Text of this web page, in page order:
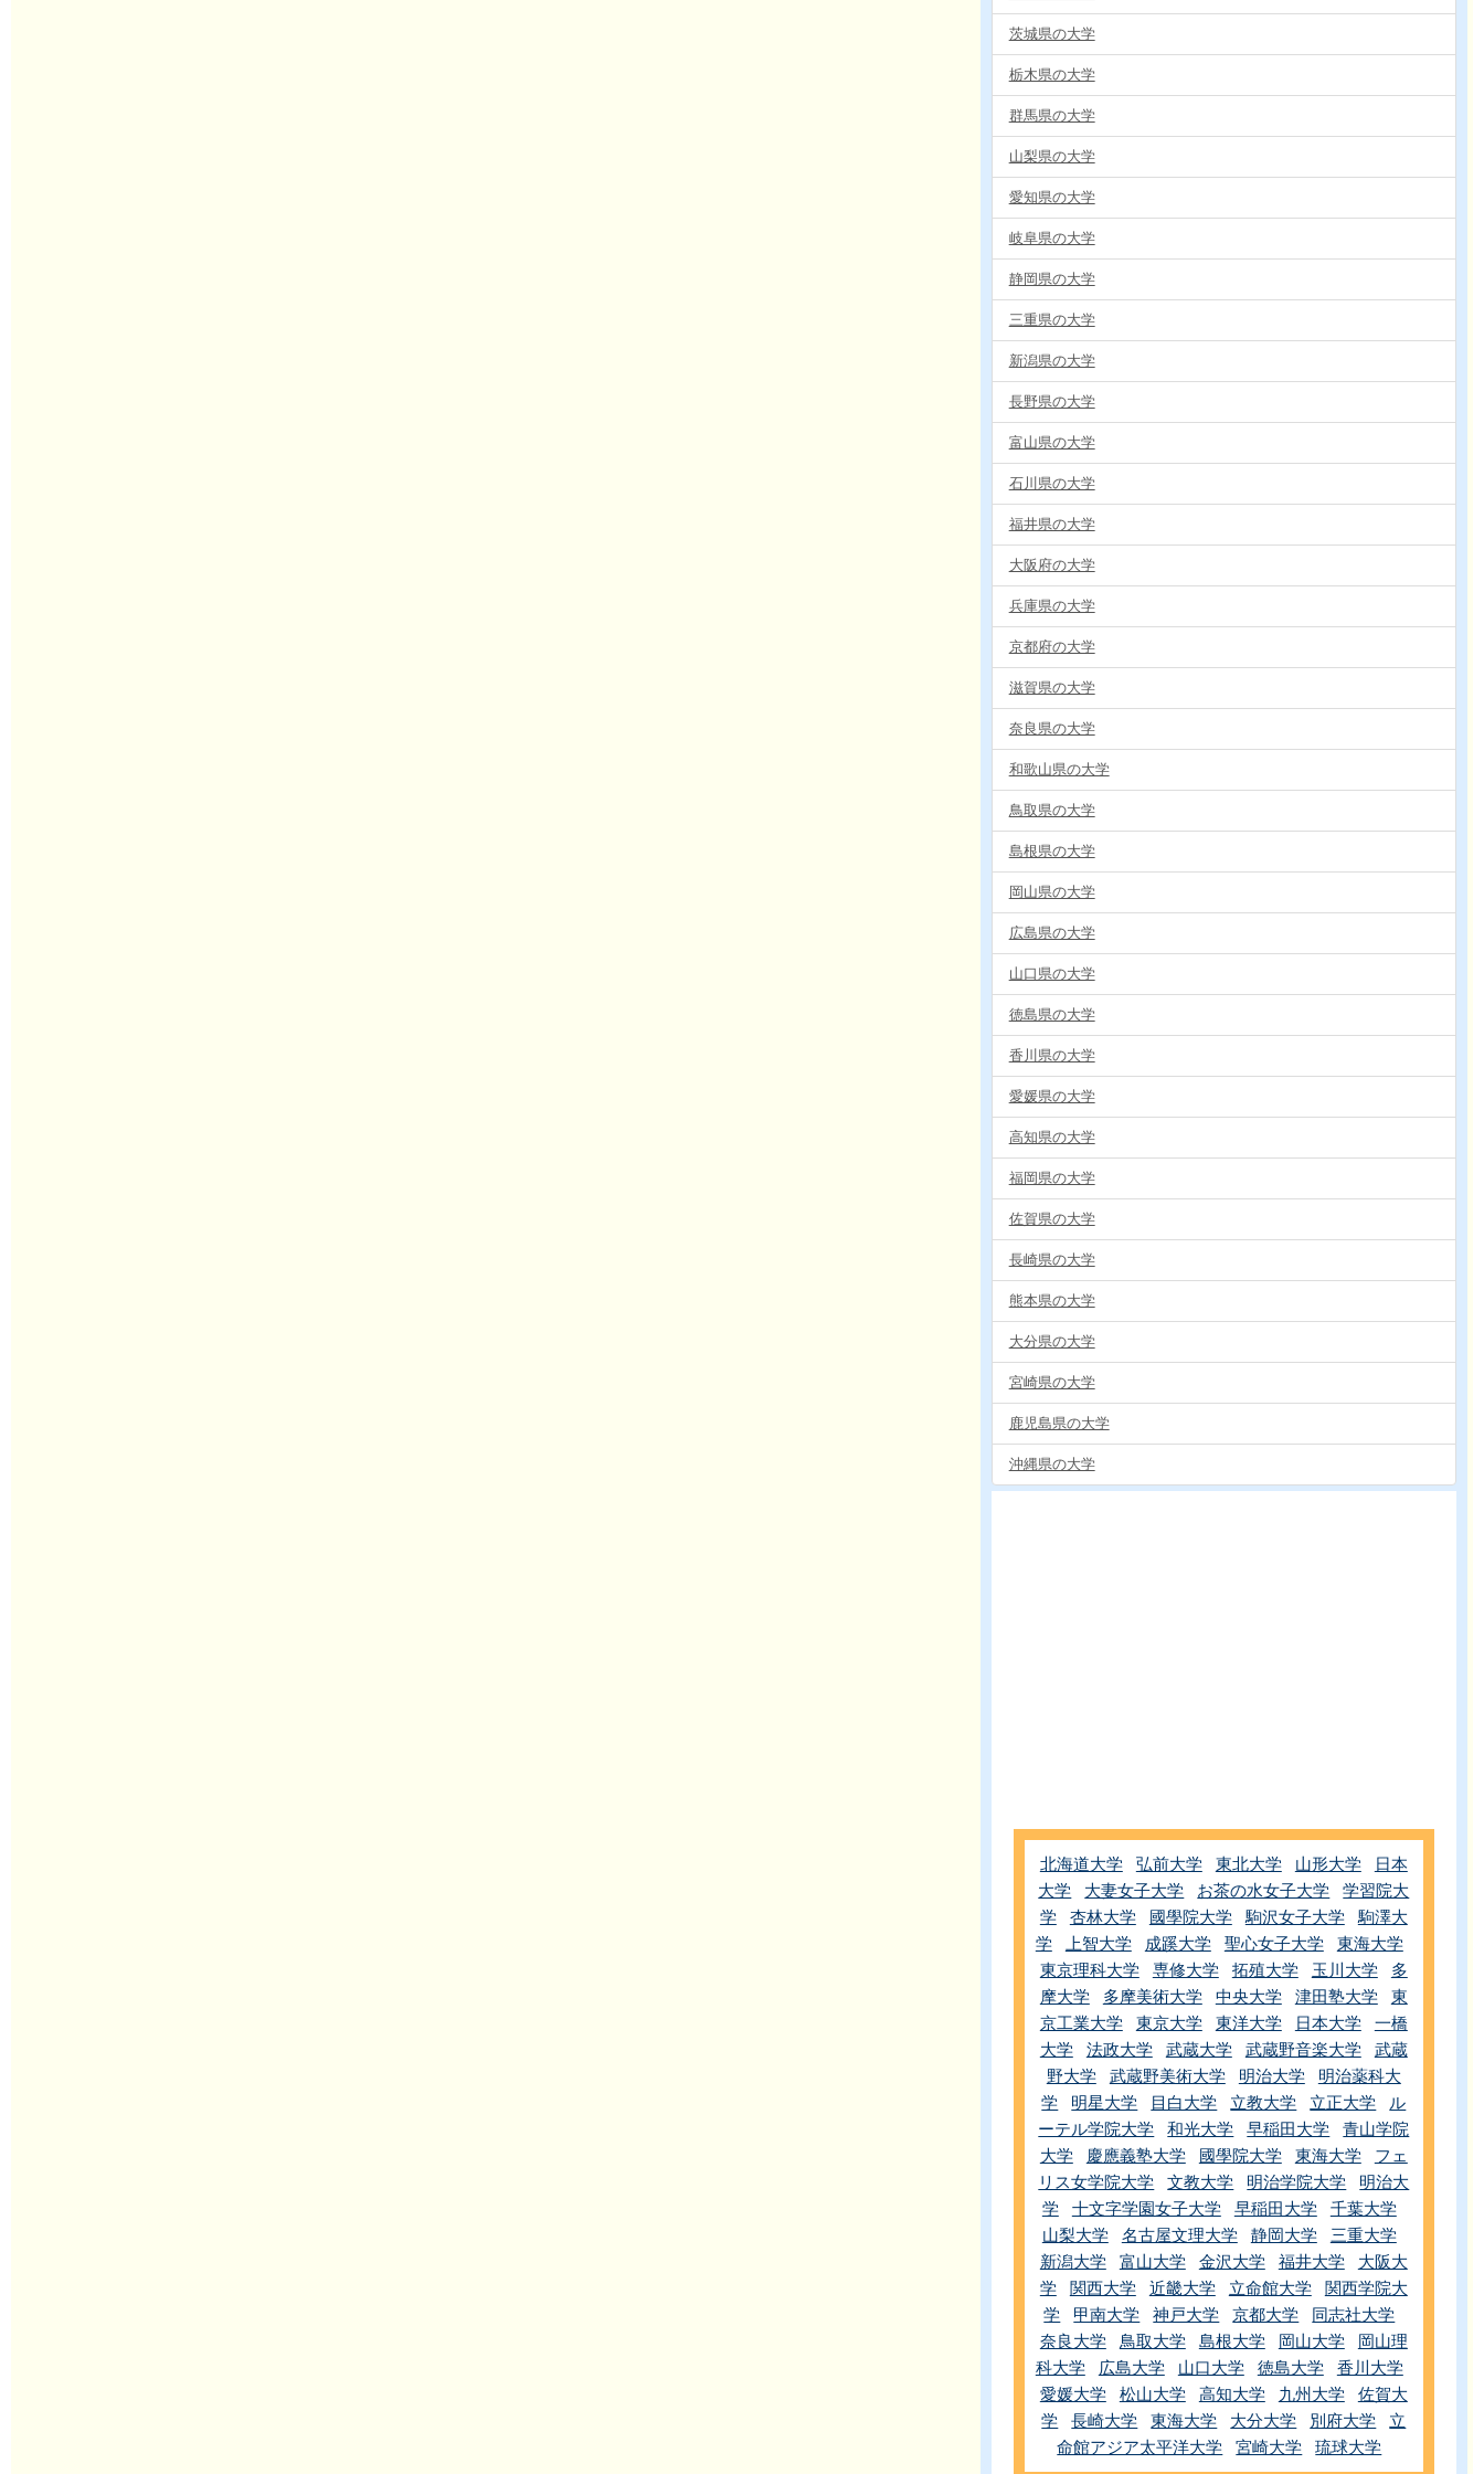
茨城県の大学
栃木県の大学
群馬県の大学
山梨県の大学
愛知県の大学
岐阜県の大学
静岡県の大学
三重県の大学
新潟県の大学
長野県の大学
富山県の大学
石川県の大学
福井県の大学
大阪府の大学
兵庫県の大学
京都府の大学
滋賀県の大学
奈良県の大学
和歌山県の大学
鳥取県の大学
島根県の大学
岡山県の大学
広島県の大学
山口県の大学
徳島県の大学
香川県の大学
愛媛県の大学
高知県の大学
福岡県の大学
佐賀県の大学
長崎県の大学
熊本県の大学
大分県の大学
宮崎県の大学
鹿児島県の大学
沖縄県の大学
北海道大学 弘前大学 東北大学 山形大学
日本
大学
大妻女子大学 お茶の水女子大学
学習院大
学
杏林大学 國學院大学 駒沢女子大学
駒澤大
学
上智大学 成蹊大学 聖心女子大学
東海大学
東京理科大学
専修大学 拓殖大学 玉川大学
多
摩大学
多摩美術大学 中央大学 津田塾大学
東
京工業大学
東京大学 東洋大学 日本大学
一橋
大学
法政大学 武蔵大学 武蔵野音楽大学
武蔵
野大学
武蔵野美術大学 明治大学
明治薬科大
学
明星大学 目白大学 立教大学 立正大学
ル
ーテル学院大学
和光大学 早稲田大学
青山学院
大学
慶應義塾大学 國學院大学 東海大学
フェ
リス女学院大学
文教大学 明治学院大学
明治大
学
十文字学園女子大学 早稲田大学
千葉大学
山梨大学
名古屋文理大学 静岡大学
三重大学
新潟大学
富山大学 金沢大学 福井大学
大阪大
学
関西大学 近畿大学 立命館大学
関西学院大
学
甲南大学 神戸大学 京都大学
同志社大学
奈良大学
鳥取大学 島根大学 岡山大学
岡山理
科大学
広島大学 山口大学 徳島大学
香川大学
愛媛大学
松山大学 高知大学 九州大学
佐賀大
学
長崎大学 東海大学 大分大学 別府大学
立
命館アジア太平洋大学
宮崎大学 琉球大学